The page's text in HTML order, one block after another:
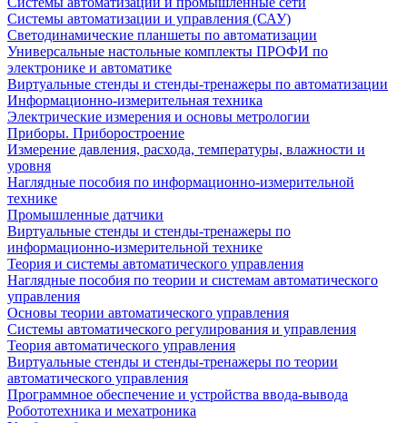
Системы автоматизации и управления (САУ)
Светодинамические планшеты по автоматизации
Универсальные настольные комплекты ПРОФИ по
электронике и автоматике
Виртуальные стенды и стенды-тренажеры по автоматизации
Информационно-измерительная техника
Электрические измерения и основы метрологии
Приборы. Приборостроение
Измерение давления, расхода, температуры, влажности и
уровня
Наглядные пособия по информационно-измерительной
технике
Промышленные датчики
Виртуальные стенды и стенды-тренажеры по
информационно-измерительной технике
Теория и системы автоматического управления
Наглядные пособия по теории и системам автоматического
управления
Основы теории автоматического управления
Системы автоматического регулирования и управления
Теория автоматического управления
Виртуальные стенды и стенды-тренажеры по теории
автоматического управления
Программное обеспечение и устройства ввода-вывода
Робототехника и мехатроника